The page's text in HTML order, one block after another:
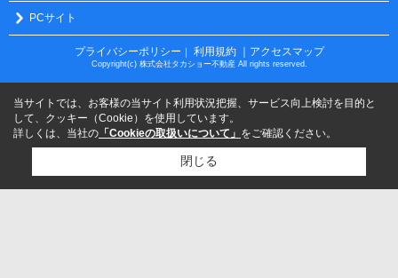
PCサイト
プライバシーポリシー 利用規約 ｜アクセスマップ
Copyright(c) 株式会社タカショー不動産 All rights reserved.
当サイトでは、お客様の当サイト利用状況把握、サービス向上検討を目的と
して、クッキー（Cookie）を使用しています。
詳しくは、当社の 「Cookieの取扱いについて」 をご確認ください。
閉じる